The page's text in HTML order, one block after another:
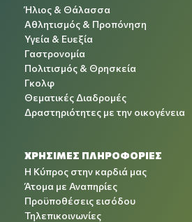
Ήλιος & Θάλασσα
Αθλητισμός & Προπόνηση
Υγεία & Ευεξία
Γαστρονομία
Πολιτισμός & Θρησκεία
Γκολφ
Θεματικές Διαδρομές
Δραστηριότητες με την οικογένεια
ΧΡΉΣΙΜΕΣ ΠΛΗΡΟΦΟΡΊΕΣ
Η Κύπρος στην καρδιά μας
Άτομα με Αναπηρίες
Προϋποθέσεις εισόδου
Τηλεπικοινωνίες